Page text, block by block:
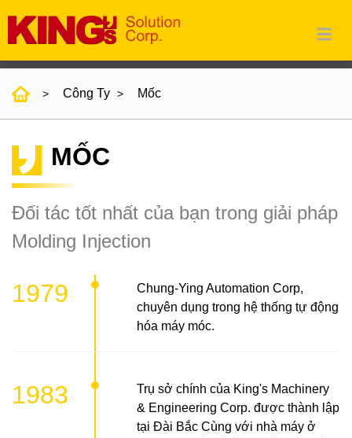
Công Ty Mốc
MỐC
Đối tác tốt nhất của bạn trong giải pháp
Molding Injection
1979
Chung-Ying Automation Corp,
chuyên dụng trong hệ thống tự động
hóa máy móc.
1983
Trụ sở chính của King's Machinery
& Engineering Corp. được thành lập
tại Đài Bắc Cùng với nhà máy ở